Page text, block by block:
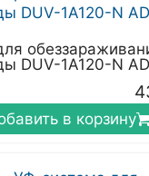
DUV-1A120-N
в корзину